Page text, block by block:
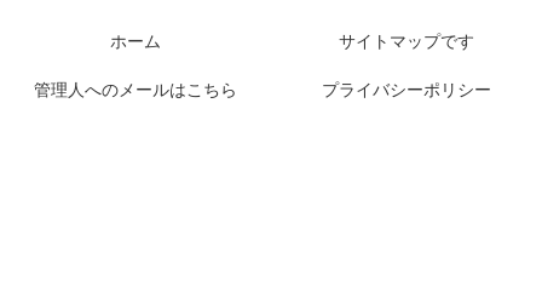
ホーム サイトマップです
管理人へのメールはこちら プライバシーポリシー